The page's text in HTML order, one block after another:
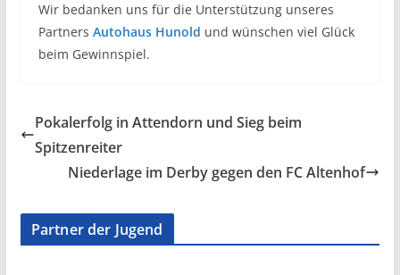
Wir bedanken uns für die Unterstützung unseres
Partners Autohaus Hunold und wünschen viel Glück
beim Gewinnspiel.
Pokalerfolg in Attendorn und Sieg beim
Spitzenreiter
Niederlage im Derby gegen den FC Altenhof
Partner der Jugend